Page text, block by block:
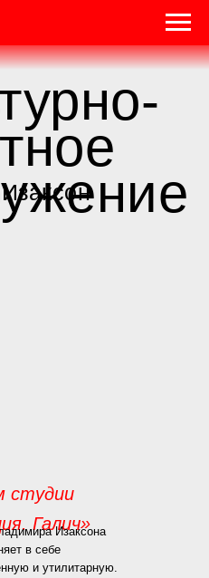
студии
Галич»
Изаксона
в себе
и утилитарную.